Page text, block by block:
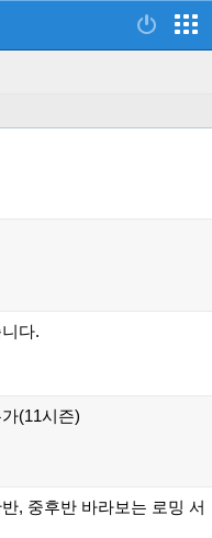
다.
(11시즌)
, 중후반 바라보는 로밍 서